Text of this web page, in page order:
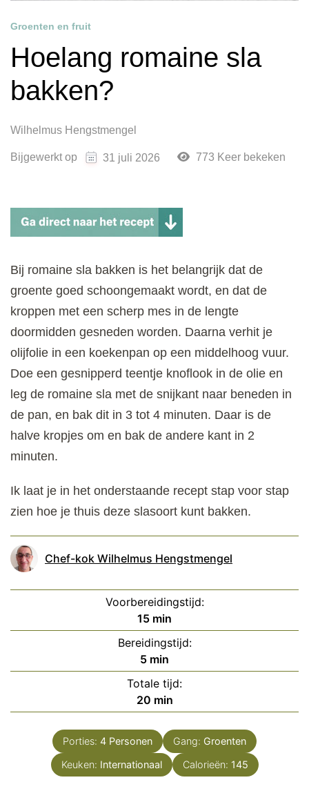
Groenten en fruit
Hoelang romaine sla
bakken?
Wilhelmus Hengstmengel
Bijgewerkt op 31 juli 2026 773 Keer bekeken
Bij romaine sla bakken is het belangrijk dat de
groente goed schoongemaakt wordt, en dat de
kroppen met een scherp mes in de lengte
doormidden gesneden worden. Daarna verhit je
olijfolie in een koekenpan op een middelhoog vuur.
Doe een gesnipperd teentje knoflook in de olie en
leg de romaine sla met de snijkant naar beneden in
de pan, en bak dit in 3 tot 4 minuten. Daar is de
halve kropjes om en bak de andere kant in 2
minuten.
Ik laat je in het onderstaande recept stap voor stap
zien hoe je thuis deze slasoort kunt bakken.
Chef-kok Wilhelmus Hengstmengel
Voorbereidingstijd:
15minuten
min
Bereidingstijd:
5minuten
min
Totale tijd:
20minuten
min
Porties: 4 Personen Gang: Groenten
Keuken: Internationaal Calorieën: 145